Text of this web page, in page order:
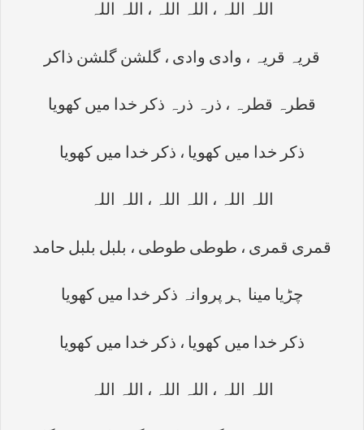
اللہ اللہ ، اللہ اللہ ، اللہ اللہ
قریہ قریہ ، وادی وادی ، گلشن گلشن ذاکر
قطرہ قطرہ ، ذرہ ذرہ ذکر خدا میں کھویا
ذکر خدا میں کھویا ، ذکر خدا میں کھویا
اللہ اللہ ، اللہ اللہ ، اللہ اللہ
قمری قمری ، طوطی طوطی ، بلبل بلبل حامد
چڑیا مینا ہر پروانہ ذکر خدا میں کھویا
ذکر خدا میں کھویا ، ذکر خدا میں کھویا
اللہ اللہ ، اللہ اللہ ، اللہ اللہ